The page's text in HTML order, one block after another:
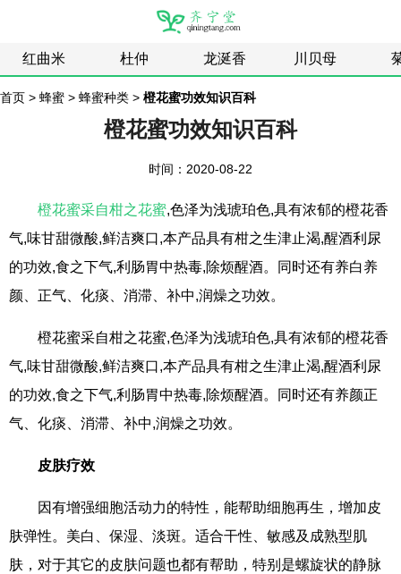
红曲米 杜仲 龙涎香 川贝母
首页 > 蜂蜜 > 蜂蜜种类 > 橙花蜜功效知识百科
橙花蜜功效知识百科
时间：2020-08-22
橙花蜜采自柑之花蜜,色泽为浅琥珀色,具有浓郁的橙花香
气,味甘甜微酸,鲜洁爽口,本产品具有柑之生津止渴,醒酒利尿
的功效,食之下气,利肠胃中热毒,除烦醒酒。同时还有养白养
颜、正气、化痰、消滞、补中,润燥之功效。
橙花蜜采自柑之花蜜,色泽为浅琥珀色,具有浓郁的橙花香
气,味甘甜微酸,鲜洁爽口,本产品具有柑之生津止渴,醒酒利尿
的功效,食之下气,利肠胃中热毒,除烦醒酒。同时还有养颜正
气、化痰、消滞、补中,润燥之功效。
皮肤疗效
因有增强细胞活动力的特性，能帮助细胞再生，增加皮
肤弹性。美白、保湿、淡斑。适合干性、敏感及成熟型肌
肤，对于其它的皮肤问题也都有帮助，特别是螺旋状的静脉